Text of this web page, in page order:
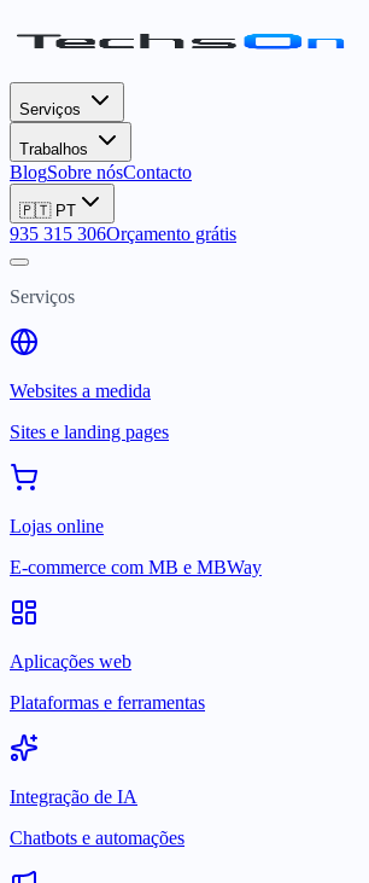
Serviços
Trabalhos
BlogSobre nósContacto
🇵🇹 PT
935 315 306Orçamento grátis
Serviços
Websites a medida
Sites e landing pages
Lojas online
E-commerce com MB e MBWay
Aplicações web
Plataformas e ferramentas
Integração de IA
Chatbots e automações